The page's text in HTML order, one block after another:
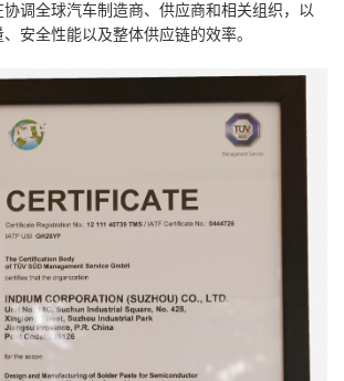
调全球汽车制造商、供应商和相关组织，以
安全性能以及整体供应链的效率。